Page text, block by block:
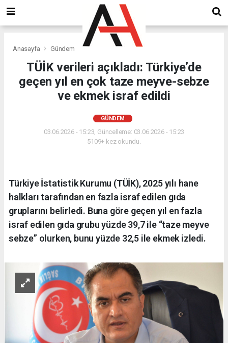
Anasayfa Gündem
TÜİK verileri açıkladı: Türkiye’de
geçen yıl en çok taze meyve-sebze
ve ekmek israf edildi
GÜNDEM
03.06.2026 - 15:23, Güncelleme: 03.06.2026 - 15:23
5109+ kez okundu.
Türkiye İstatistik Kurumu (TÜİK), 2025 yılı hane
halkları tarafından en fazla israf edilen gıda
gruplarını belirledi. Buna göre geçen yıl en fazla
israf edilen gıda grubu yüzde 39,7 ile “taze meyve
sebze” olurken, bunu yüzde 32,5 ile ekmek izledi.